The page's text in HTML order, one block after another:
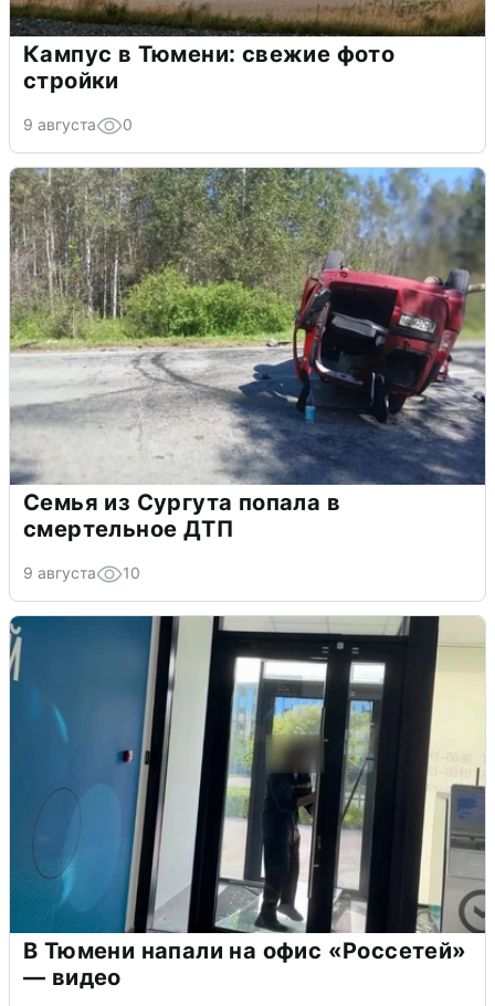
Кампус в Тюмени: свежие фото
стройки
9 августа 0
Семья из Сургута попала в
смертельное ДТП
9 августа 10
В Тюмени напали на офис «Россетей»
— видео